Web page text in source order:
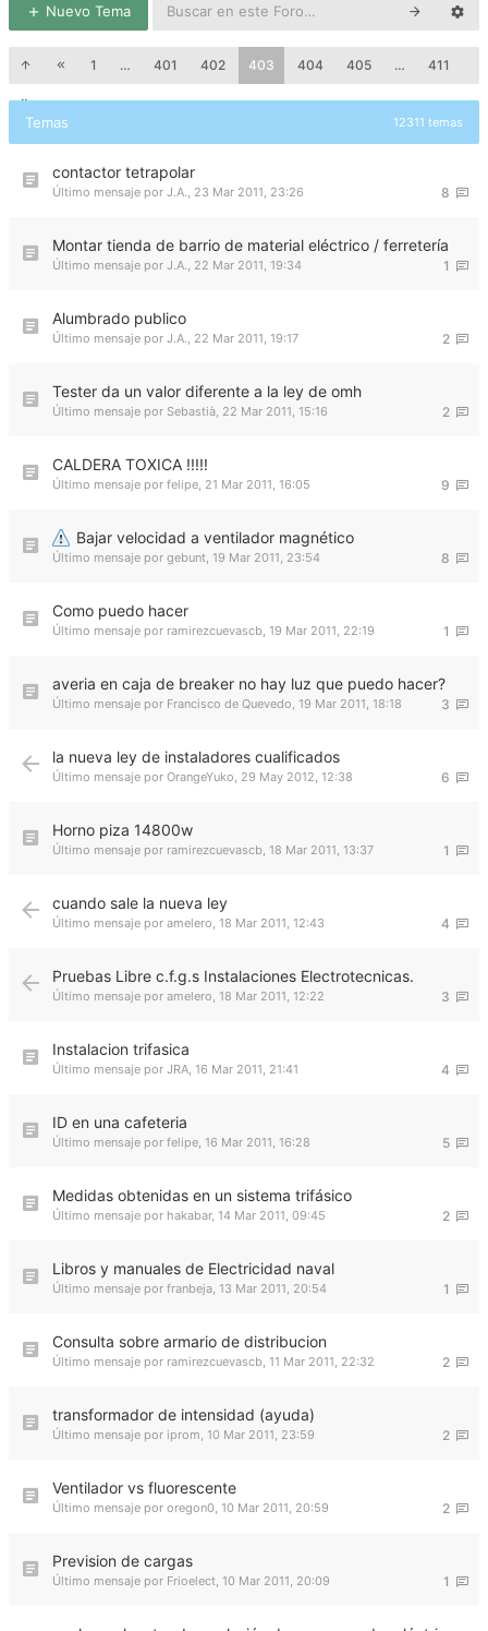
Nuevo Tema
1 … 401 402 403 404 405 … 411
Temas 12311 temas
contactor tetrapolar
8
Último mensaje por J.A., 23 Mar 2011, 23:26
Montar tienda de barrio de material eléctrico / ferretería
1
Último mensaje por J.A., 22 Mar 2011, 19:34
Alumbrado publico
2
Último mensaje por J.A., 22 Mar 2011, 19:17
Tester da un valor diferente a la ley de omh
2
Último mensaje por Sebastià, 22 Mar 2011, 15:16
CALDERA TOXICA !!!!!
9
Último mensaje por felipe, 21 Mar 2011, 16:05
Bajar velocidad a ventilador magnético
8
Último mensaje por gebunt, 19 Mar 2011, 23:54
Como puedo hacer
1
Último mensaje por ramirezcuevascb, 19 Mar 2011, 22:19
averia en caja de breaker no hay luz que puedo hacer?
3
Último mensaje por Francisco de Quevedo, 19 Mar 2011, 18:18
la nueva ley de instaladores cualificados
6
Último mensaje por OrangeYuko, 29 May 2012, 12:38
Horno piza 14800w
1
Último mensaje por ramirezcuevascb, 18 Mar 2011, 13:37
cuando sale la nueva ley
4
Último mensaje por amelero, 18 Mar 2011, 12:43
Pruebas Libre c.f.g.s Instalaciones Electrotecnicas.
3
Último mensaje por amelero, 18 Mar 2011, 12:22
Instalacion trifasica
4
Último mensaje por JRA, 16 Mar 2011, 21:41
ID en una cafeteria
5
Último mensaje por felipe, 16 Mar 2011, 16:28
Medidas obtenidas en un sistema trifásico
2
Último mensaje por hakabar, 14 Mar 2011, 09:45
Libros y manuales de Electricidad naval
1
Último mensaje por franbeja, 13 Mar 2011, 20:54
Consulta sobre armario de distribucion
2
Último mensaje por ramirezcuevascb, 11 Mar 2011, 22:32
transformador de intensidad (ayuda)
2
Último mensaje por iprom, 10 Mar 2011, 23:59
Ventilador vs fluorescente
2
Último mensaje por oregon0, 10 Mar 2011, 20:59
Prevision de cargas
1
Último mensaje por Frioelect, 10 Mar 2011, 20:09